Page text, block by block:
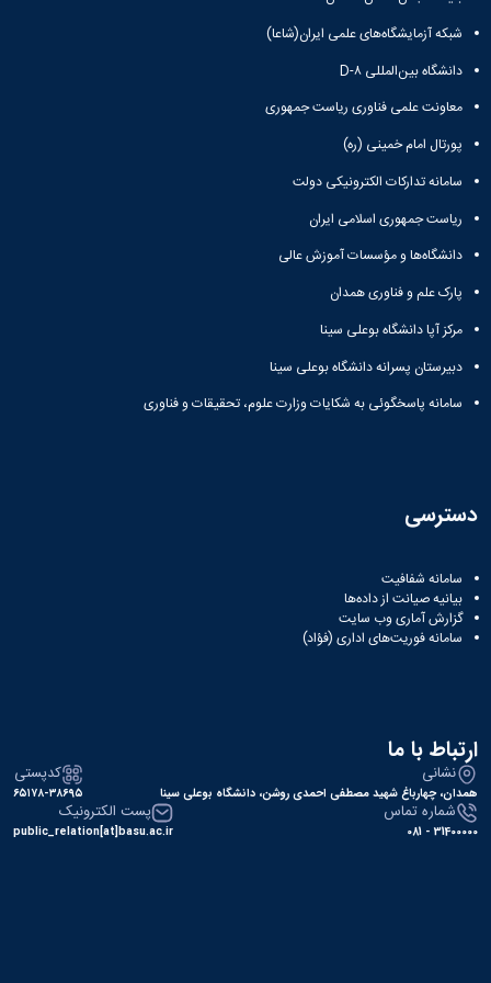
شبکه آزمایشگاه‌های علمی ایران(شاعا)
دانشگاه بین‌المللی D-۸
معاونت علمی فناوری ریاست جمهوری
پورتال امام خمینی (ره)
سامانه تدارکات الکترونیکی دولت
ریاست جمهوری اسلامی ایران
دانشگاه‌ها و مؤسسات آموزش عالی
پارک علم و فناوری همدان
مرکز آپا دانشگاه بوعلی سینا
دبیرستان پسرانه دانشگاه بوعلی سینا
سامانه پاسخگوئی به شکایات وزارت علوم، تحقیقات و فناوری
دسترسی
سامانه شفافیت
بیانیه صیانت از داده‌ها
گزارش آماری وب‌ سایت
سامانه فوریت‌های اداری (فؤاد)
ارتباط با ما
نشانی
همدان، چهارباغ شهید مصطفی احمدی روشن، دانشگاه بوعلی سینا
کدپستی
۶۵۱۷۸-۳۸۶۹۵
شماره تماس
31400000 - 081
پست الکترونیک
public_relation[at]basu.ac.ir